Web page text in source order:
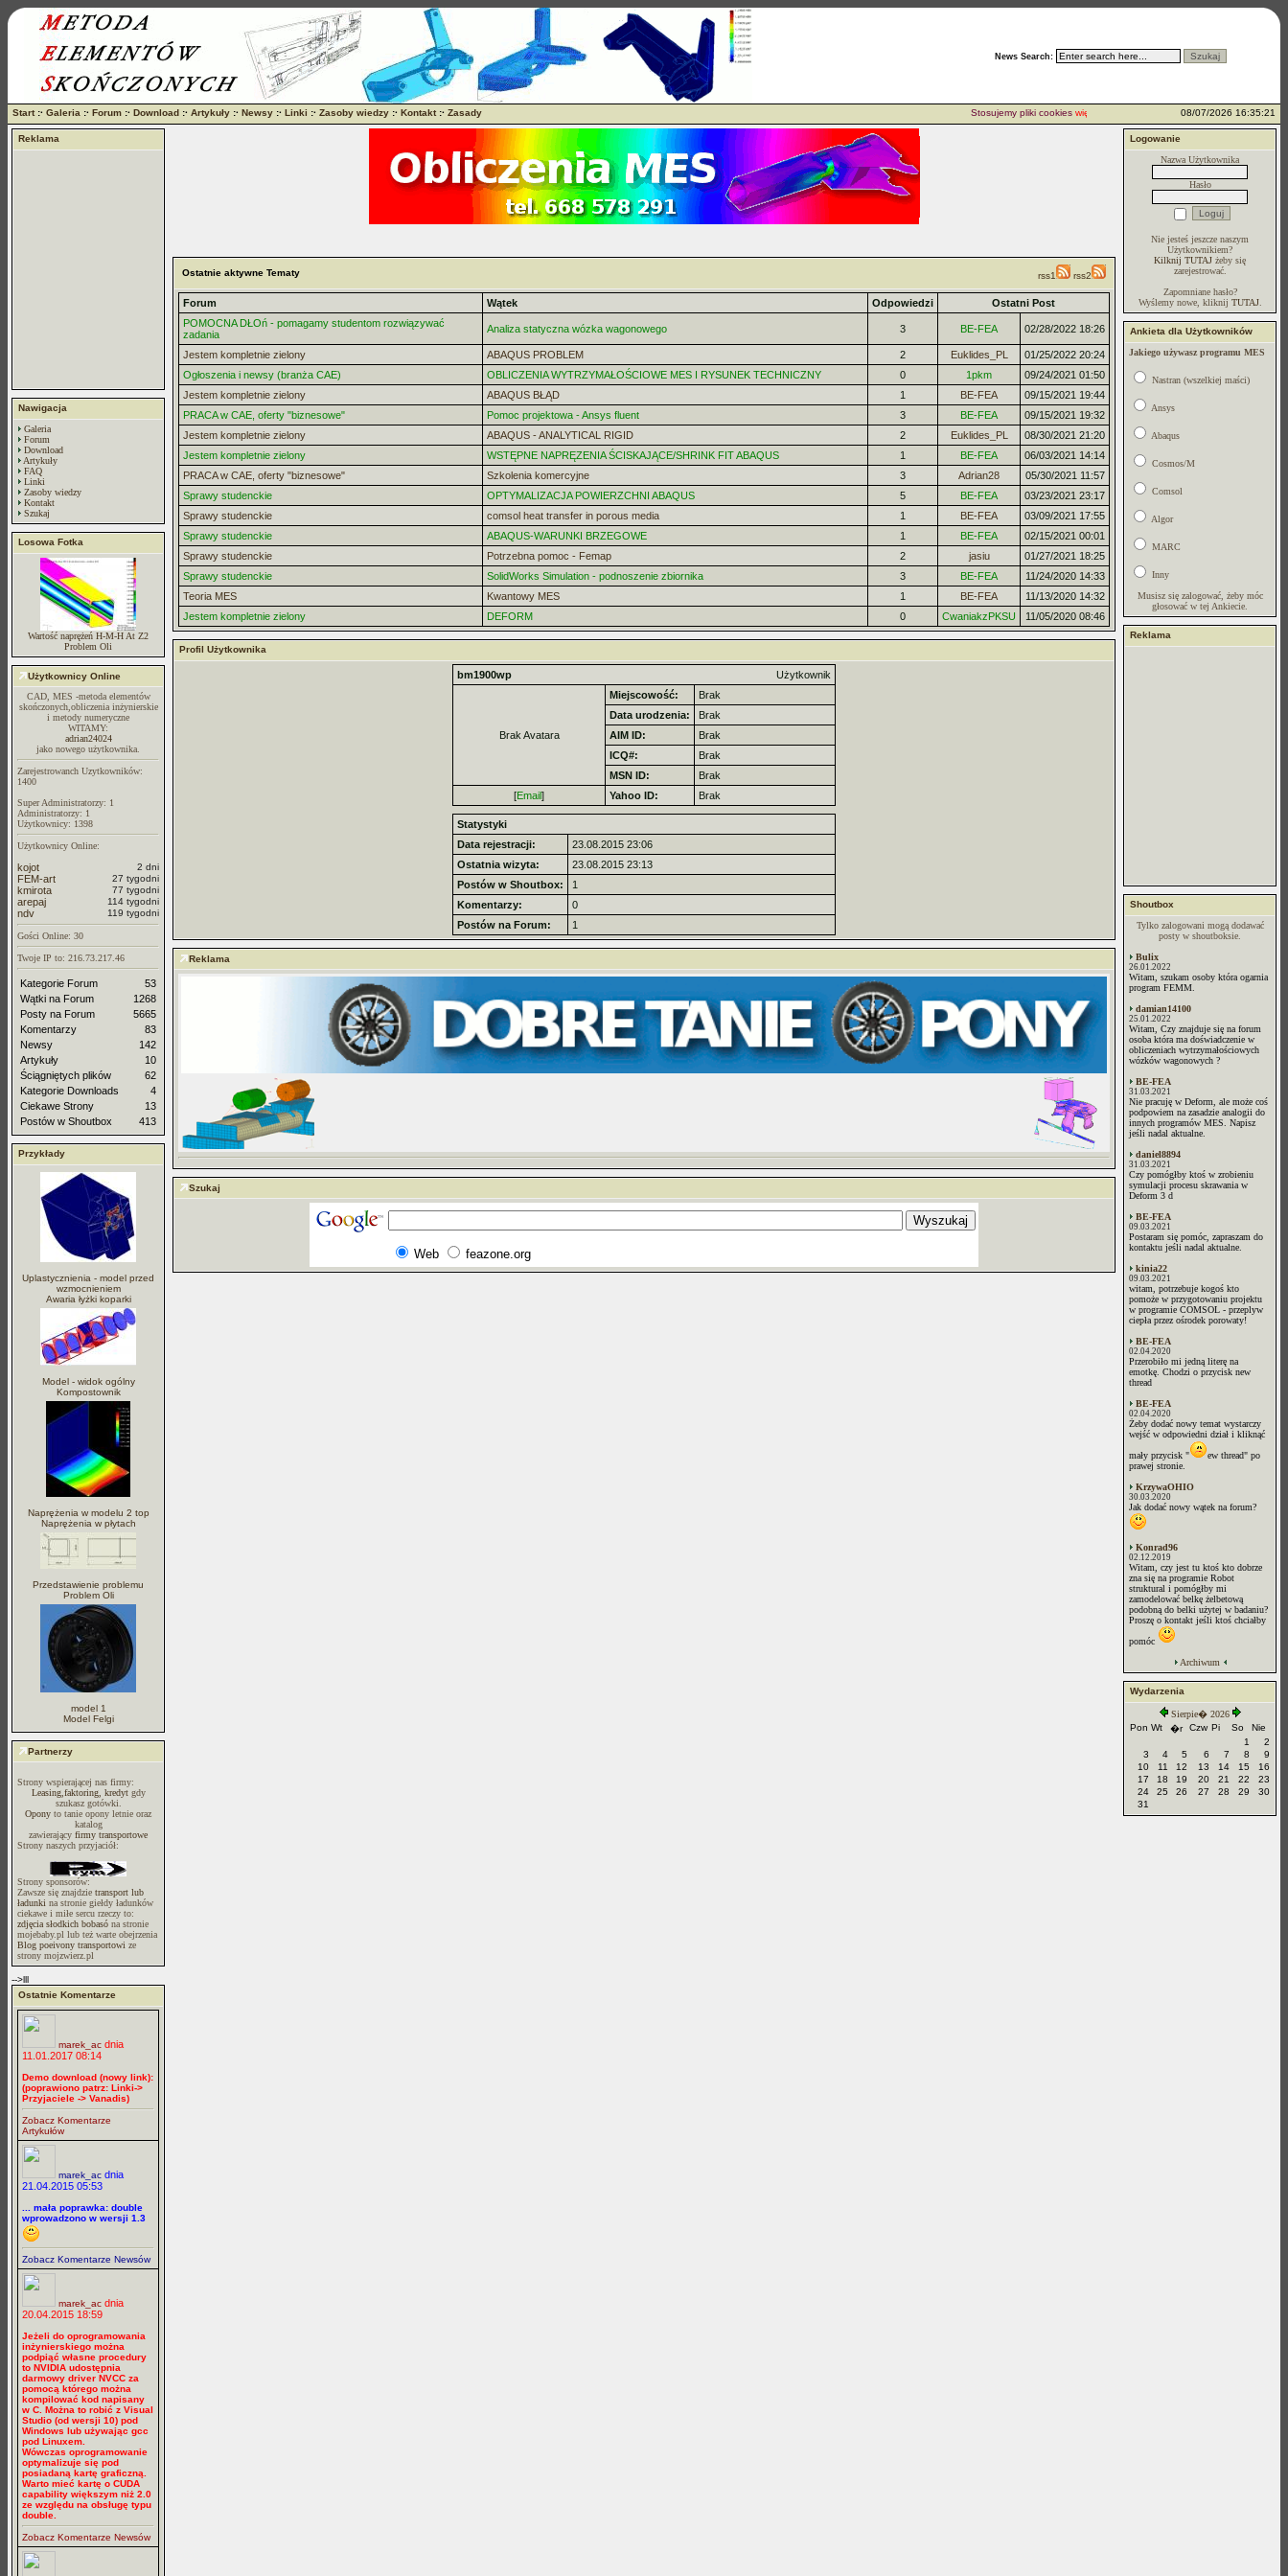
News Search:
Start:· Galeria :· Forum :· Download :· Artykuły :· Newsy :· Linki :· Zasoby wiedzy :· Kontakt:· Zasady Stosujemy pliki cookieswięcej... 08/07/2026 16:35:21
Reklama
Nawigacja
Galeria
Forum
Download
Artykuły
FAQ
Linki
Zasoby wiedzy
Kontakt
Szukaj
Losowa Fotka
Wartość naprężeń H-M-H At Z2
Problem Oli
Użytkownicy Online
CAD, MES -metoda elementów
skończonych,obliczenia inżynierskie
i metody numeryczne
WITAMY:
adrian24024
jako nowego użytkownika.
Zarejestrowanch Uzytkowników:
1400
Super Administratorzy: 1
Administratorzy: 1
Użytkownicy: 1398
Użytkownicy Online:
kojot 2 dni
FEM-art 27 tygodni
kmirota 77 tygodni
arepaj 114 tygodni
ndv 119 tygodni
Gości Online: 30
Twoje IP to: 216.73.217.46
Kategorie Forum
53
Wątki na Forum
1268
Posty na Forum
5665
Komentarzy
83
Newsy
142
Artykuły
10
Ściągniętych plików
62
Kategorie Downloads
4
Ciekawe Strony
13
Postów w Shoutbox
413
Przykłady
Uplastycznienia - model przed
wzmocnieniem
Awaria łyżki koparki
Model - widok ogólny
Kompostownik
Naprężenia w modelu 2 top
Naprężenia w płytach
Przedstawienie problemu
Problem Oli
model 1
Model Felgi
Partnerzy
Strony wspierającej nas firmy:
Leasing,faktoring, kredytgdy
szukasz gotówki.
Opony to tanie opony letnie oraz
katalog
zawierający firmy transportowe
Strony naszych przyjaciół:
Strony sponsorów:
Zawsze się znajdzie transport lub
ładunki na stronie giełdy ładunków
ciekawe i miłe sercu rzeczy to:
zdjęcia słodkich bobasó na stronie
mojebaby.pl lub też warte obejrzenia
Blog poeivony transportowi ze
strony mojzwierz.pl
-->lll
Ostatnie Komentarze
marek_ac dnia
11.01.2017 08:14
Demo download (nowy link):
(poprawiono patrz: Linki->
Przyjaciele -> Vanadis)
Zobacz Komentarze
Artykułów
marek_ac dnia
21.04.2015 05:53
... mała poprawka: double
wprowadzono w wersji 1.3
Zobacz Komentarze Newsów
marek_ac dnia
20.04.2015 18:59
Jeżeli do oprogramowania
inżynierskiego można
podpiąć własne procedury
to NVIDIA udostępnia
darmowy driver NVCC za
pomocą którego można
kompilować kod napisany
w C. Można to robić z Visual
Studio (od wersji 10) pod
Windows lub używając gcc
pod Linuxem.
Wówczas oprogramowanie
optymalizuje się pod
posiadaną kartę graficzną.
Warto mieć kartę o CUDA
capability większym niż 2.0
ze względu na obsługę typu
double.
Zobacz Komentarze Newsów
Ostatnie aktywne Tematy rss1 rss2
Forum Wątek Odpowiedzi
Ostatni Post
POMOCNA DŁOń - pomagamy studentom rozwiązywać
zadania
Analiza statyczna wózka wagonowego 3 BE-FEA 02/28/2022 18:26
Jestem kompletnie zielony ABAQUS PROBLEM 2 Euklides_PL
01/25/2022 20:24
Ogłoszenia i newsy (branża CAE)
OBLICZENIA WYTRZYMAŁOŚCIOWE MES I RYSUNEK TECHNICZNY 0 1pkm
09/24/2021 01:50
Jestem kompletnie zielony
ABAQUS BŁĄD 1 BE-FEA
09/15/2021 19:44
PRACA w CAE, oferty "biznesowe"
Pomoc projektowa - Ansys fluent 3 BE-FEA
09/15/2021 19:32
Jestem kompletnie zielony
ABAQUS - ANALYTICAL RIGID 2 Euklides_PL
08/30/2021 21:20
Jestem kompletnie zielony
WSTĘPNE NAPRĘZENIA ŚCISKAJĄCE/SHRINK FIT ABAQUS 1 BE-FEA
06/03/2021 14:14
PRACA w CAE, oferty "biznesowe"
Szkolenia komercyjne 3 Adrian28
05/30/2021 11:57
Sprawy studenckie
OPTYMALIZACJA POWIERZCHNI ABAQUS 5 BE-FEA
03/23/2021 23:17
Sprawy studenckie
comsol heat transfer in porous media 1 BE-FEA
03/09/2021 17:55
Sprawy studenckie
ABAQUS-WARUNKI BRZEGOWE 1 BE-FEA
02/15/2021 00:01
Sprawy studenckie
Potrzebna pomoc - Femap 2 jasiu
01/27/2021 18:25
Sprawy studenckie
SolidWorks Simulation - podnoszenie zbiornika 3 BE-FEA
11/24/2020 14:33
Teoria MES
Kwantowy MES 1 BE-FEA
11/13/2020 14:32
Jestem kompletnie zielony
DEFORM 0 CwaniakzPKSU 11/05/2020 08:46
Profil Użytkownika
bm1900wp Użytkownik
Brak Avatara
Miejscowość:
Brak
Data urodzenia:
Brak
AIM ID:
Brak
ICQ#:
Brak
MSN ID:
Brak
[Email] Yahoo ID: Brak
Statystyki
Data rejestracji:
23.08.2015 23:06
Ostatnia wizyta:
23.08.2015 23:13
Postów w Shoutbox:
1
Komentarzy:
0
Postów na Forum:
1
Reklama
Szukaj
Web feazone.org
Logowanie
Nazwa Użytkownika
Hasło
Nie jesteś jeszcze naszym
Użytkownikiem?
Kilknij TUTAJ żeby się
zarejestrować.
Zapomniane hasło?
Wyślemy nowe, kliknij TUTAJ.
Ankieta dla Użytkowników
Jakiego używasz programu MES
Nastran (wszelkiej maści)
Ansys
Abaqus
Cosmos/M
Comsol
Algor
MARC
Inny
Musisz się zalogować, żeby móc
głosować w tej Ankiecie.
Reklama
Shoutbox
Tylko zalogowani mogą dodawać
posty w shoutboksie.
Bulix
26.01.2022
Witam, szukam osoby która ogarnia
program FEMM.
damian14100
25.01.2022
Witam, Czy znajduje się na forum
osoba która ma doświadczenie w
obliczeniach wytrzymałościowych
wózków wagonowych ?
BE-FEA
31.03.2021
Nie pracuję w Deform, ale może coś
podpowiem na zasadzie analogii do
innych programów MES. Napisz
jeśli nadal aktualne.
daniel8894
31.03.2021
Czy pomógłby ktoś w zrobieniu
symulacji procesu skrawania w
Deform 3 d
BE-FEA
09.03.2021
Postaram się pomóc, zapraszam do
kontaktu jeśli nadal aktualne.
kinia22
09.03.2021
witam, potrzebuje kogoś kto
pomoże w przygotowaniu projektu
w programie COMSOL - przeplyw
ciepła przez ośrodek porowaty!
BE-FEA
02.04.2020
Przerobiło mi jedną literę na
emotkę. Chodzi o przycisk new
thread
BE-FEA
02.04.2020
Żeby dodać nowy temat wystarczy
wejść w odpowiedni dział i kliknąć
mały przycisk "
ew thread" po
prawej stronie.
KrzywaOHIO
30.03.2020
Jak dodać nowy wątek na forum?
Konrad96
02.12.2019
Witam, czy jest tu ktoś kto dobrze
zna się na programie Robot
struktural i pomógłby mi
zamodelować belkę żelbetową
podobną do belki użytej w badaniu?
Proszę o kontakt jeśli ktoś chciałby
pomóc
Archiwum
Wydarzenia
Sierpie� 2026
Pon Wt �r Czw Pi So
Nie
1
2
3
4 5 6 7 8
9
10
11 12 13 14 15
16
17
18 19 20 21 22
23
24
25 26 27 28 29
30
31